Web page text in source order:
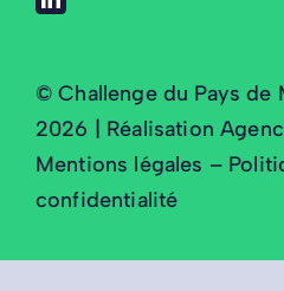
© Challenge du Pays de
2026 | Réalisation
Mentions légales –
confidentialité